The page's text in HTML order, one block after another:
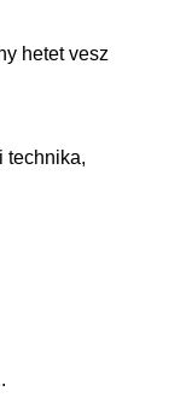
hetet vesz
technika,